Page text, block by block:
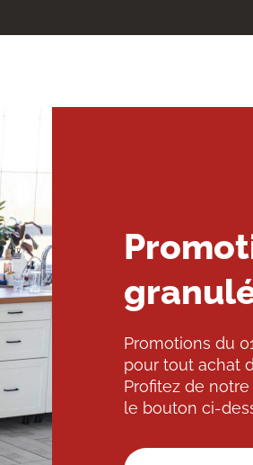
Promotions du
pour tout achat
Profitez de
le bouton ci-